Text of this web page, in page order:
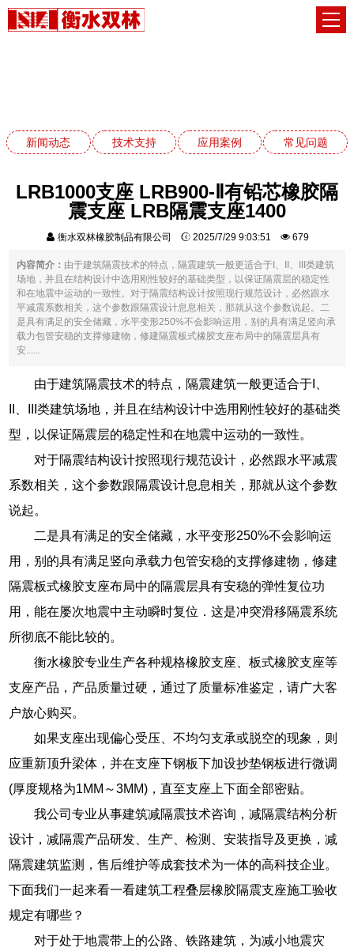
新闻动态 技术支持 应用案例 常见问题
LRB1000支座 LRB900-Ⅱ有铅芯橡胶隔
震支座 LRB隔震支座1400
衡水双林橡胶制品有限公司 2025/7/29 9:03:51 679
内容简介： 由于建筑隔震技术的特点，隔震建筑一般更适合于I、II、III类建筑
场地，并且在结构设计中选用刚性较好的基础类型，以保证隔震层的稳定性
和在地震中运动的一致性。对于隔震结构设计按照现行规范设计，必然跟水
平减震系数相关，这个参数跟隔震设计息息相关，那就从这个参数说起。二
是具有满足的安全储藏，水平变形250%不会影响运用，别的具有满足竖向承
载力包管安稳的支撑修建物，修建隔震板式橡胶支座布局中的隔震层具有
安......
由于建筑隔震技术的特点，隔震建筑一般更适合于I、
II、III类建筑场地，并且在结构设计中选用刚性较好的基础类
型，以保证隔震层的稳定性和在地震中运动的一致性。
对于隔震结构设计按照现行规范设计，必然跟水平减震
系数相关，这个参数跟隔震设计息息相关，那就从这个参数
说起。
二是具有满足的安全储藏，水平变形250%不会影响运
用，别的具有满足竖向承载力包管安稳的支撑修建物，修建
隔震板式橡胶支座布局中的隔震层具有安稳的弹性复位功
用，能在屡次地震中主动瞬时复位．这是冲突滑移隔震系统
所彻底不能比较的。
衡水橡胶专业生产各种规格橡胶支座、板式橡胶支座等
支座产品，产品质量过硬，通过了质量标准鉴定，请广大客
户放心购买。
如果支座出现偏心受压、不均匀支承或脱空的现象，则
应重新顶升梁体，并在支座下钢板下加设抄垫钢板进行微调
(厚度规格为1MM～3MM)，直至支座上下面全部密贴。
我公司专业从事建筑减隔震技术咨询，减隔震结构分析
设计，减隔震产品研发、生产、检测、安装指导及更换，减
隔震建筑监测，售后维护等成套技术为一体的高科技企业。
下面我们一起来看一看建筑工程叠层橡胶隔震支座施工验收
规定有哪些？
对于处于地震带上的公路、铁路建筑，为减小地震灾